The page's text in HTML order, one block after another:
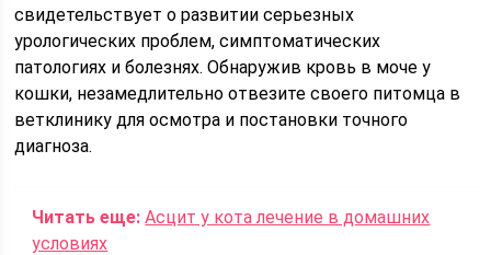
свидетельствует о развитии серьезных
урологических проблем, симптоматических
патологиях и болезнях. Обнаружив кровь в моче у
кошки, незамедлительно отвезите своего питомца в
ветклинику для осмотра и постановки точного
диагноза.
Читать еще: Асцит у кота лечение в домашних
условиях